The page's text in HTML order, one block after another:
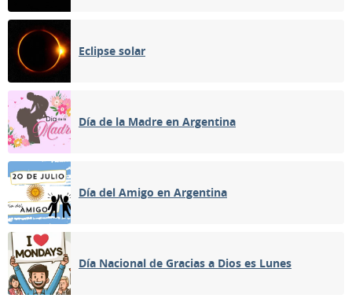
Eclipse solar
Día de la Madre en Argentina
Día del Amigo en Argentina
Día Nacional de Gracias a Dios es Lunes